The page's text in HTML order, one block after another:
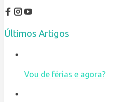
Últimos Artigos
Vou de férias e agora?